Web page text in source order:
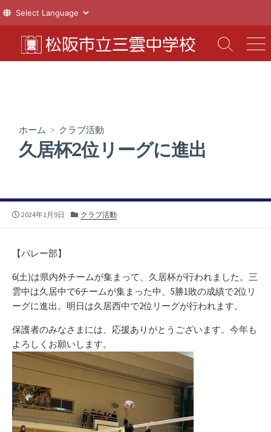
テ
検
索
メ
ニ
ホーム > クラブ活動
久居杯2位リーグに進出
公
2024年1月9日
カ
クラブ活動
【バレー部】
6(土)は県内外チームが集まって、久居杯が行われました。三
雲中は久居中で6チームが集まった中、5勝1敗の成績で2位リ
ーグに進出。明日は久居西中で2位リーグが行われます。
保護者のみなさまには、応援ありがとうございます。今年も
よろしくお願いします。